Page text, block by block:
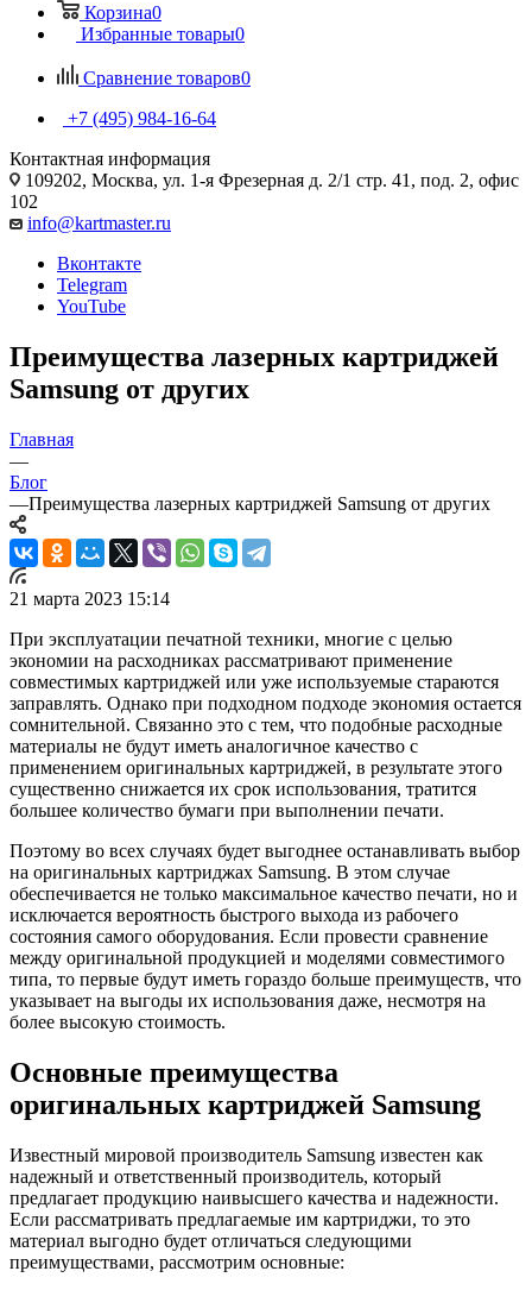
Корзина0
Избранные товары0
Сравнение товаров0
+7 (495) 984-16-64
Контактная информация
109202, Москва, ул. 1-я Фрезерная д. 2/1 стр. 41, под. 2, офис
102
info@kartmaster.ru
Вконтакте
Telegram
YouTube
Преимущества лазерных картриджей
Samsung от других
Главная
—
Блог
—Преимущества лазерных картриджей Samsung от других
21 марта 2023 15:14
При эксплуатации печатной техники, многие с целью
экономии на расходниках рассматривают применение
совместимых картриджей или уже используемые стараются
заправлять. Однако при подходном подходе экономия остается
сомнительной. Связанно это с тем, что подобные расходные
материалы не будут иметь аналогичное качество с
применением оригинальных картриджей, в результате этого
существенно снижается их срок использования, тратится
большее количество бумаги при выполнении печати.
Поэтому во всех случаях будет выгоднее останавливать выбор
на оригинальных картриджах Samsung. В этом случае
обеспечивается не только максимальное качество печати, но и
исключается вероятность быстрого выхода из рабочего
состояния самого оборудования. Если провести сравнение
между оригинальной продукцией и моделями совместимого
типа, то первые будут иметь гораздо больше преимуществ, что
указывает на выгоды их использования даже, несмотря на
более высокую стоимость.
Основные преимущества
оригинальных картриджей Samsung
Известный мировой производитель Samsung известен как
надежный и ответственный производитель, который
предлагает продукцию наивысшего качества и надежности.
Если рассматривать предлагаемые им картриджи, то это
материал выгодно будет отличаться следующими
преимуществами, рассмотрим основные: